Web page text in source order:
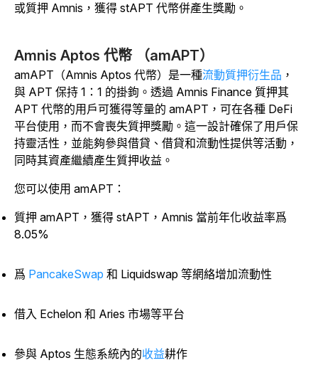
或質押 Amnis，獲得 stAPT 代幣併產生獎勵。
Amnis Aptos 代幣 （amAPT）
amAPT（Amnis Aptos 代幣）是一種流動質押衍生品 ，
與 APT 保持 1：1 的掛鉤。透過 Amnis Finance 質押其
APT 代幣的用戶可獲得等量的 amAPT，可在各種 DeFi
平台使用，而不會喪失質押獎勵。這一設計確保了用戶保
持靈活性，並能夠參與借貸、借貸和流動性提供等活動，
同時其資產繼續產生質押收益。
您可以使用 amAPT：
質押 amAPT，獲得 stAPT，Amnis 當前年化收益率爲
8.05%
爲 PancakeSwap 和 Liquidswap 等網絡增加流動性
借入 Echelon 和 Aries 市場等平台
參與 Aptos 生態系統內的收益耕作